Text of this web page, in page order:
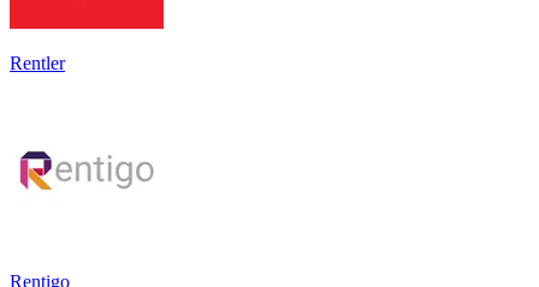
Rentler
Rentigo